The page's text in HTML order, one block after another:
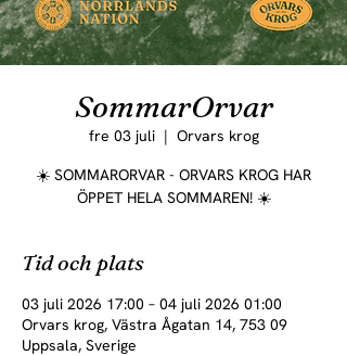
SommarOrvar
fre 03 juli
  |
Orvars krog
☀️ SOMMARORVAR - ORVARS KROG HAR
ÖPPET HELA SOMMAREN! ☀️
Tid och plats
03 juli 2026 17:00 – 04 juli 2026 01:00
Orvars krog, Västra Ågatan 14, 753 09
Uppsala, Sverige